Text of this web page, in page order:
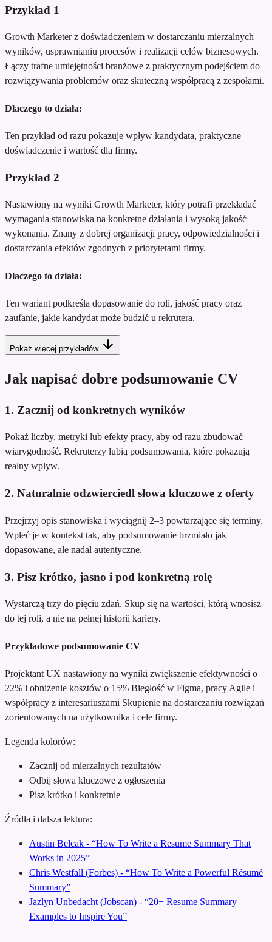
Przykład 1
Growth Marketer z doświadczeniem w dostarczaniu mierzalnych
wyników, usprawnianiu procesów i realizacji celów biznesowych.
Łączy trafne umiejętności branżowe z praktycznym podejściem do
rozwiązywania problemów oraz skuteczną współpracą z zespołami.
Dlaczego to działa:
Ten przykład od razu pokazuje wpływ kandydata, praktyczne
doświadczenie i wartość dla firmy.
Przykład 2
Nastawiony na wyniki Growth Marketer, który potrafi przekładać
wymagania stanowiska na konkretne działania i wysoką jakość
wykonania. Znany z dobrej organizacji pracy, odpowiedzialności i
dostarczania efektów zgodnych z priorytetami firmy.
Dlaczego to działa:
Ten wariant podkreśla dopasowanie do roli, jakość pracy oraz
zaufanie, jakie kandydat może budzić u rekrutera.
Pokaż więcej przykładów
Jak napisać dobre podsumowanie CV
1. Zacznij od konkretnych wyników
Pokaż liczby, metryki lub efekty pracy, aby od razu zbudować
wiarygodność. Rekruterzy lubią podsumowania, które pokazują
realny wpływ.
2. Naturalnie odzwierciedl słowa kluczowe z oferty
Przejrzyj opis stanowiska i wyciągnij 2–3 powtarzające się terminy.
Wpleć je w kontekst tak, aby podsumowanie brzmiało jak
dopasowane, ale nadal autentyczne.
3. Pisz krótko, jasno i pod konkretną rolę
Wystarczą trzy do pięciu zdań. Skup się na wartości, którą wnosisz
do tej roli, a nie na pełnej historii kariery.
Przykładowe podsumowanie CV
Projektant UX nastawiony na wyniki zwiększenie efektywności o
22% i obniżenie kosztów o 15% Biegłość w Figma, pracy Agile i
współpracy z interesariuszami Skupienie na dostarczaniu rozwiązań
zorientowanych na użytkownika i cele firmy.
Legenda kolorów:
Zacznij od mierzalnych rezultatów
Odbij słowa kluczowe z ogłoszenia
Pisz krótko i konkretnie
Źródła i dalsza lektura:
Austin Belcak - “How To Write a Resume Summary That
Works in 2025”
Chris Westfall (Forbes) - “How To Write a Powerful Résumé
Summary”
Jazlyn Unbedacht (Jobscan) - “20+ Resume Summary
Examples to Inspire You”